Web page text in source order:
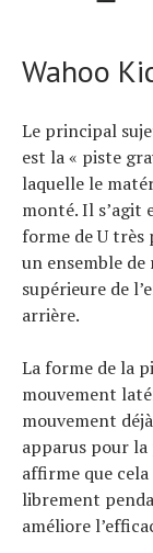
Wahoo
Le principal
est la « piste
laquelle le
monté. Il s’agit
forme de U très
un ensemble
supérieure de
arrière.
La forme de la
mouvement
mouvement
apparus pour la
affirme que
librement
améliore
Actualités
Technologies
Tests de produits
Conseils
Tendances
Tous nos articles